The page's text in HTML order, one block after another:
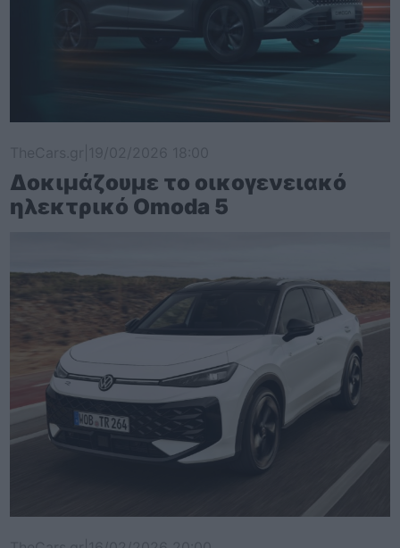
Δοκιμάζουμε το οικογενειακό
ηλεκτρικό Omoda 5